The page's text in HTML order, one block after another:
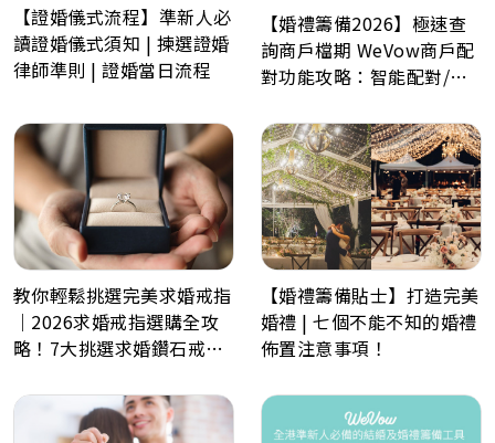
【證婚儀式流程】準新人必
讀證婚儀式須知 | 揀選證婚
律師準則 | 證婚當日流程
【婚禮籌備2026】極速查
詢商戶檔期 WeVow商戶配
對功能攻略：智能配對/一
教你輕鬆挑選完美求婚戒指
｜2026求婚戒指選購全攻
略！7大挑選求婚鑽石戒指
【婚禮籌備貼士】打造完美
婚禮 | 七個不能不知的婚禮
佈置注意事項！